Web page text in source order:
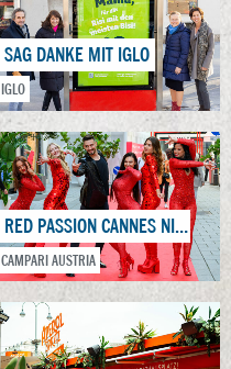
SAG DANKE MIT IGLO
IGLO
RED PASSION CANNES NIGHT
CAMPARI AUSTRIA